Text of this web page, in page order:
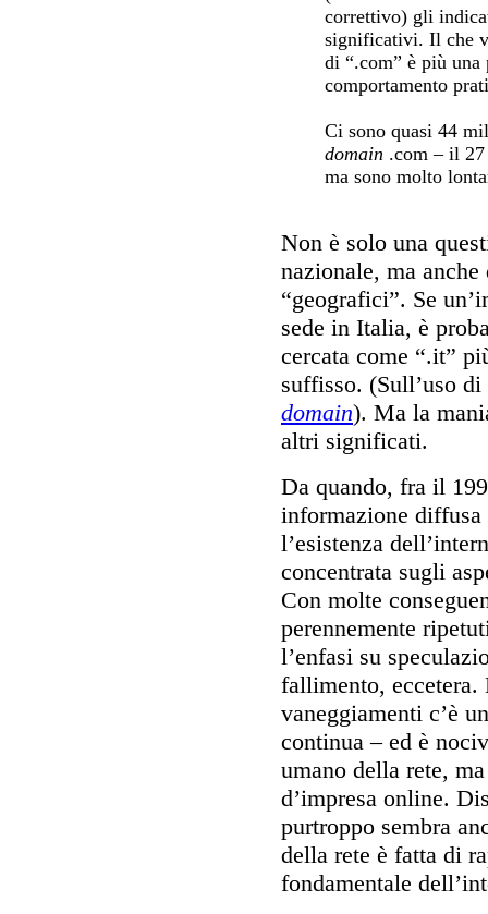
correttivo) gli
significativi. Il che
di “.com” è più una
comportamento
Ci sono quasi 44
domain .com – il
ma sono molto
Non è solo una
nazionale, ma
“geografici”. Se
sede in Italia, è
cercata come “.it”
suffisso. (Sull’uso
domain). Ma la
altri significati.
Da quando, fra il
informazione
l’esistenza
concentrata sugli
Con molte
perennemente
l’enfasi su
fallimento,
vaneggiamenti c’è
continua – ed è
umano della rete,
d’impresa online.
purtroppo sembra
della rete è fatta di
fondamentale